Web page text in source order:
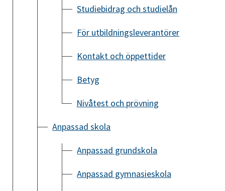
Studiebidrag och studielån
För utbildningsleverantörer
Kontakt och öppettider
Betyg
Nivåtest och prövning
Anpassad skola
Anpassad grundskola
Anpassad gymnasieskola